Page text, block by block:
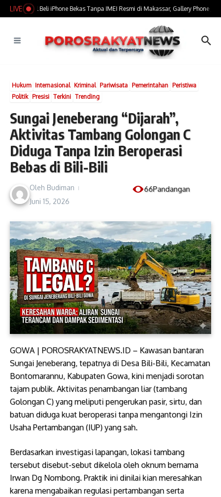
Lewati ke konten
LIVE
​Marak Jual Beli iPhone Bekas Tanpa IMEI Resmi di Makassar, Gallery Phone Jadi
Hukum Internasional Kriminal Pariwisata Pemerintahan Peristiwa
Politik Presisi Terkini Trending
Sungai Jeneberang “Dijarah”,
Aktivitas Tambang Golongan C
Diduga Tanpa Izin Beroperasi
Bebas di Bili-Bili
Oleh Budiman 66Pandangan
Juni 15, 2026
​GOWA | POROSRAKYATNEWS.ID – Kawasan bantaran
Sungai Jeneberang, tepatnya di Desa Bili-Bili, Kecamatan
Bontomarannu, Kabupaten Gowa, kini menjadi sorotan
tajam publik. Aktivitas penambangan liar (tambang
Golongan C) yang meliputi pengerukan pasir, sirtu, dan
batuan diduga kuat beroperasi tanpa mengantongi Izin
Usaha Pertambangan (IUP) yang sah.
Berdasarkan investigasi lapangan, lokasi tambang
tersebut disebut-sebut dikelola oleh oknum bernama
Irwan Dg Nombong. Praktik ini dinilai kian meresahkan
karena mengabaikan regulasi pertambangan serta